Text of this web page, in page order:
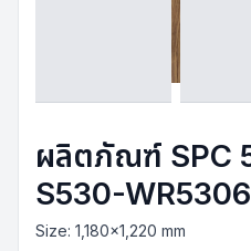
ผลิตภัณฑ์ SPC
S530-WR5306
Size: 1,180x1,220 mm